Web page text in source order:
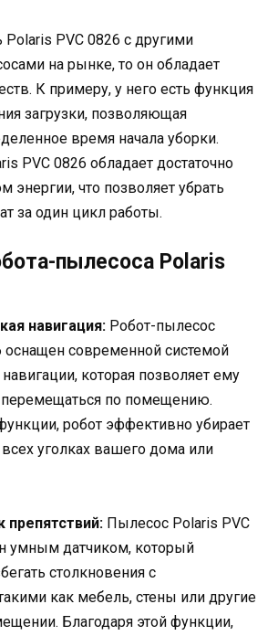
Polaris PVC 0826 с другими
на рынке, то он обладает
К примеру, у него есть функция
загрузки, позволяющая
время начала уборки.
PVC 0826 обладает достаточно
энергии, что позволяет убрать
за один цикл работы.
пылесоса Polaris
навигация: Робот-пылесос
оснащен современной системой
которая позволяет ему
перемещаться по помещению.
робот эффективно убирает
уголках вашего дома или
препятствий: Пылесос Polaris PVC
умным датчиком, который
столкновения с
как мебель, стены или другие
Благодаря этой функции,